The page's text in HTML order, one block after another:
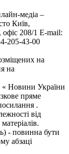
медіа –
Київ,
208/1 E-mail:
205-43-00
на
на
« Новини України
пряме
.
від
- повинна бути
абзаці